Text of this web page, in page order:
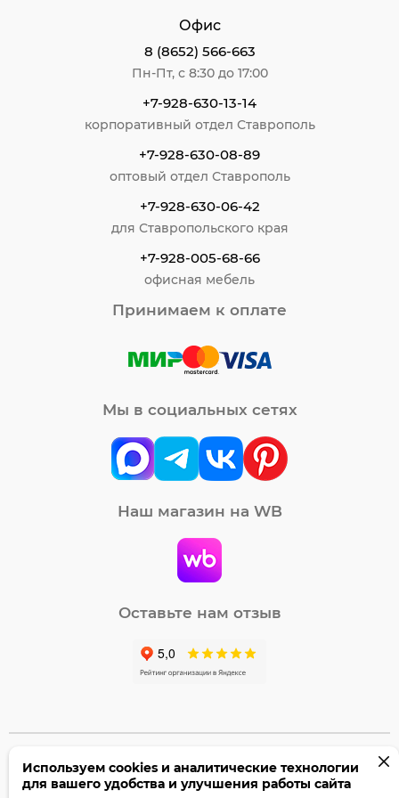
Игрушки-антистресс, слаймы и дартс можно
отнести к терапевтическим. Они прекрасно
отвлекают при тревожных состояниях, приятные,
монотонные движения успокаивают, снимают
напряжение. На сайте есть не только готовые
слаймы, но и наборы для их самостоятельного
удовольствие от процесса создания и
Офис
8 (8652) 566-663
Пн-Пт, с 8:30 до 17:00
+7-928-630-13-14
корпоративный отдел Ставрополь
+7-928-630-08-89
оптовый отдел Ставрополь
+7-928-630-06-42
для Ставропольского края
+7-928-005-68-66
офисная мебель
Принимаем к оплате
Мы в социальных сетях
Наш магазин на WB
Оставьте нам отзыв
©2005-2026 Бумага-С. Все права защищены.
Политика конфиденциальности
Используем cookies и аналитические технологии
для вашего удобства и улучшения работы сайта